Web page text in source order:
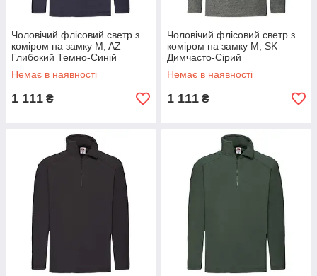
Чоловічий флісовий светр з
коміром на замку M, AZ
Глибокий Темно-Синій
Немає в наявності
1 111 ₴
Чоловічий флісовий светр з
коміром на замку M, SK
Димчасто-Сірий
Немає в наявності
1 111 ₴